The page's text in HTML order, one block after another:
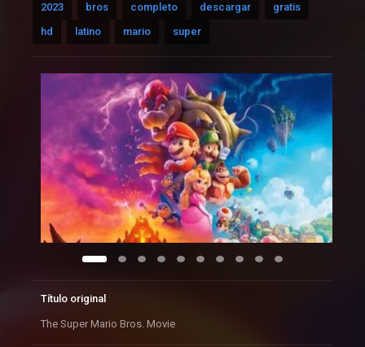
2023 bros completo descargar
gratis
hd
latino mario super
Título original
The Super Mario Bros. Movie